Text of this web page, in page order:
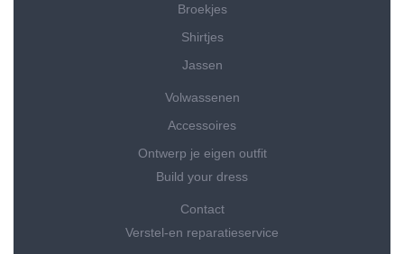
Broekjes
Shirtjes
Jassen
Volwassenen
Accessoires
Ontwerp je eigen outfit
Build your dress
Contact
Verstel-en reparatieservice